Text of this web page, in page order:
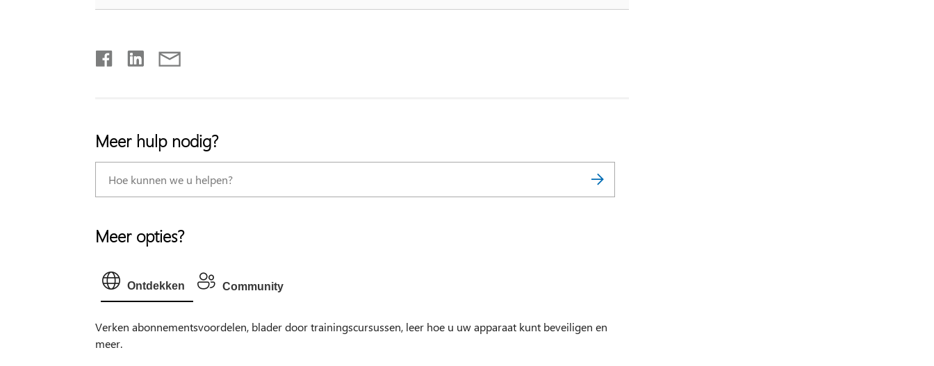
Meer hulp nodig?
Meer opties?
Ontdekken Community
Verken abonnementsvoordelen, blader door trainingscursussen, leer hoe u uw apparaat kunt beveiligen en
meer.